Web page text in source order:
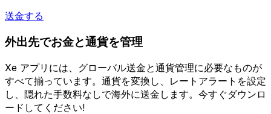
送金する
外出先でお金と通貨を管理
Xe アプリには、グローバル送金と通貨管理に必要なものが
すべて揃っています。通貨を変換し、レートアラートを設定
し、隠れた手数料なしで海外に送金します。今すぐダウンロ
ードしてください!